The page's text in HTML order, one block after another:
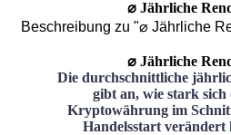
⌀ Jährliche
Beschreibung zu "⌀ Jährliche
⌀ Jährliche
Die durchschnittliche
gibt an, wie stark
Kryptowährung im
Handelsstart verändert